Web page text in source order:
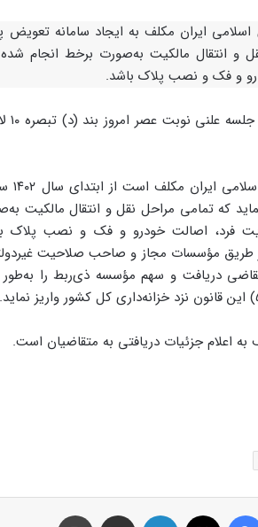
ایران مکلف به ایجاد سامانه تعویض
و انتقال مالکیت به‌صورت برخط انجام
و فک و نصب پلاک باشد.
طبق این
که تمامی مراحل نقل و انتقال مالکیت
فرد، اصالت خودرو و فک و نصب پلاک
طریق مؤسسات مجاز و صاحب صلاحیت
این قانون را از متقاضی دریافت و سهم مؤسسه ذی‌ربط را
اعلام جزئیات دریافتی به متقاضیان است.
فیس بوک لینکدین اشتراک گذاری از طریق ایمیل